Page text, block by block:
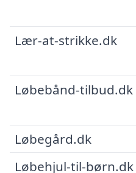
Lær-at-strikke.dk
Løbebånd-tilbud.dk
Løbegård.dk
Løbehjul-til-børn.dk